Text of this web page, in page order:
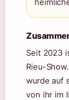
Seit 2023
Rieu-
wurde auf
von ihr im